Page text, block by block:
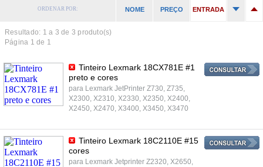
ORDENAR POR: NOME PREÇO ENTRADA
Resultado: 1 a 3 de 3 produto(s)
Página 1 de 1
Tinteiro Lexmark 18CX781E #1
preto e cores
para Lexmark JetPrinter Z730, Z735,
X2300, X2310, X2330, X2350, X2400,
X2450, X2470, X3400, X3450, X3470
Tinteiro Lexmark 18C2110E #15
cores
para Lexmark Jetprinter Z2320, X2650,